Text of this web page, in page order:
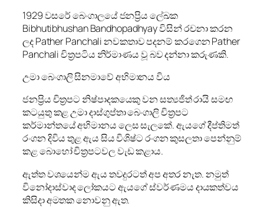
1929 වසරේ බෙංගාලයේ ජනප්‍රිය ලේඛක
Bibhutibhushan Bandhopadhyay විසින් රචනා කරන
ලද Pather Panchali නවකතාව පදනම් කරගෙන Pather
Panchali චිත්‍රපටිය නිර්මාණය වූ බව දන්නා කරුණකි.
උමා බෙංගාලි සිනමාවේ අභිමානය විය
ජනප්‍රිය චිත්‍රපට නිෂ්පාදකයෙකු වන සත්‍යජිත් රායි සමඟ
කටයුතු කළ උමා දාස්ගුප්තා බෙංගාලි චිත්‍රපට
කර්මාන්තයේ අභිමානය ලෙස සැලකේ. ඇයගේ දීප්තිමත්
රංගන දිවිය තුළ ඇය සිය විශිෂ්ට රංගන කුසලතා පෙන්නුම්
කළ බොහෝ චිත්‍රපටවල වැඩ කළාය.
ඇත්ත වශයෙන්ම ඇය තවදුරටත් අප අතර නැත. නමුත්
විනෝදාස්වාද ලෝකයට ඇයගේ ස්වර්ණමය දායකත්වය
කිසිදා අමතක නොවනු ඇත.